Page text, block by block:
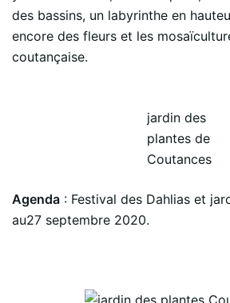
des bassins, un labyrinthe en
encore des fleurs et les
coutançaise.
jardin des
plantes de
Coutances
Agenda : Festival des Dahlias et
au27 septembre 2020.